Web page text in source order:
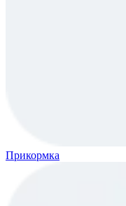
Прикормка